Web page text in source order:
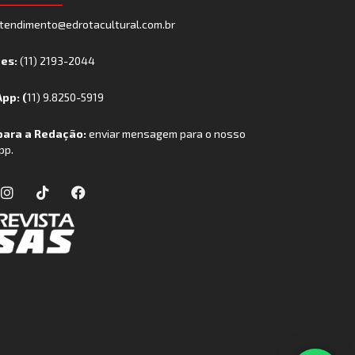
(11) 2193-2044
(11) 9.8250-5919
a Redação:enviar mensagem para o nosso